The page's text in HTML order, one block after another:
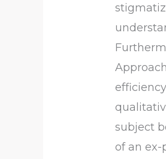
subject
of an